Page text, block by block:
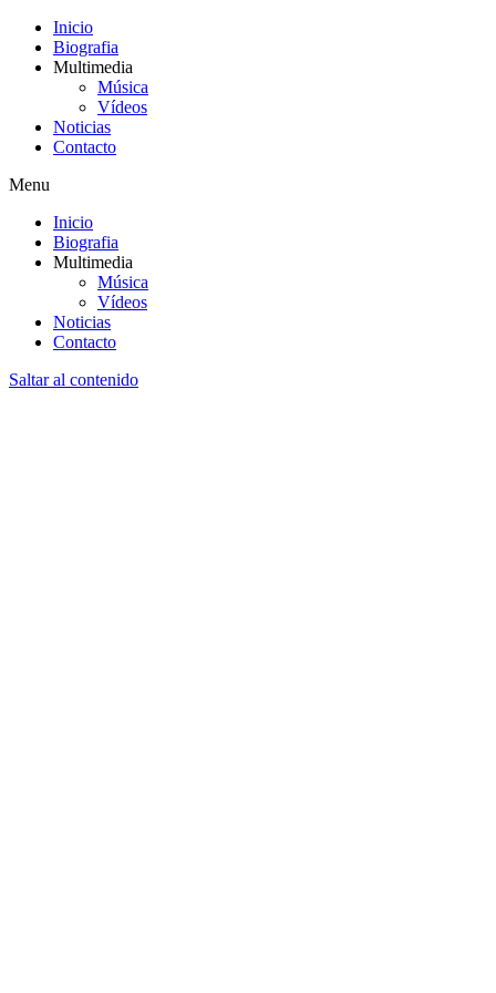
Inicio
Biografia
Multimedia
Música
Vídeos
Noticias
Contacto
Menu
Inicio
Biografia
Multimedia
Música
Vídeos
Noticias
Contacto
Saltar al contenido